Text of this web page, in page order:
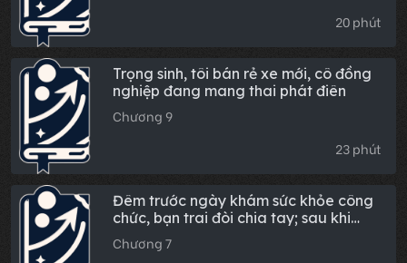
20 phút
Trọng sinh, tôi bán rẻ xe mới, cô đồng
nghiệp đang mang thai phát điên
Chương 9
23 phút
Đêm trước ngày khám sức khỏe công
chức, bạn trai đòi chia tay; sau khi
thấy bình luận, tôi không còn lụy tình
nữa
Chương 7